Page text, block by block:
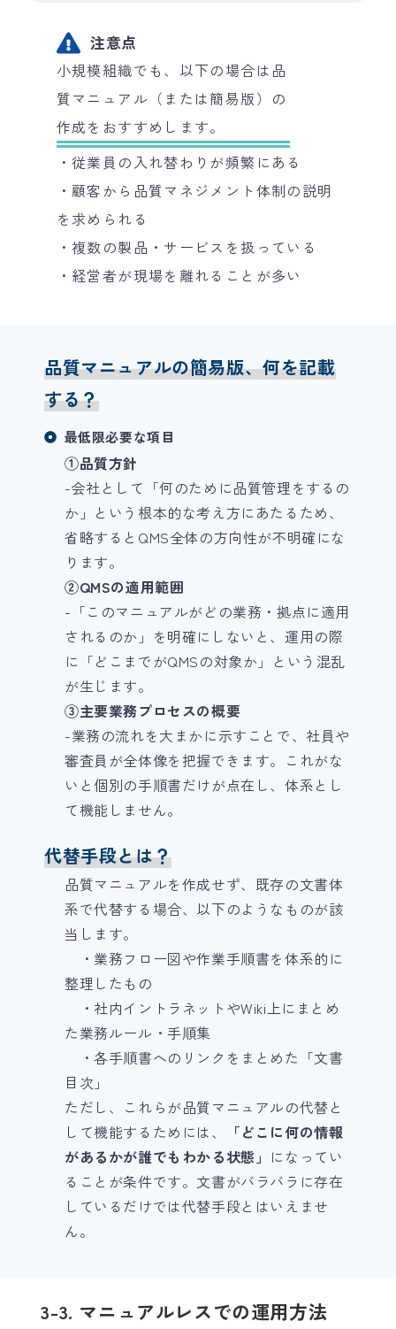
注意点
小規模組織でも、以下の場合は品
質マニュアル（または簡易版）の
作成をおすすめします。
・従業員の入れ替わりが頻繁にある
・顧客から品質マネジメント体制の説明
を求められる
・複数の製品・サービスを扱っている
・経営者が現場を離れることが多い
品質マニュアルの簡易版、何を記載
する？
最低限必要な項目
①品質方針
-会社として「何のために品質管理をするの
か」という根本的な考え方にあたるため、
省略するとQMS全体の方向性が不明確にな
ります。
②QMSの適用範囲
-「このマニュアルがどの業務・拠点に適用
されるのか」を明確にしないと、運用の際
に「どこまでがQMSの対象か」という混乱
が生じます。
③主要業務プロセスの概要
-業務の流れを大まかに示すことで、社員や
審査員が全体像を把握できます。これがな
いと個別の手順書だけが点在し、体系とし
て機能しません。
代替手段とは？
品質マニュアルを作成せず、既存の文書体
系で代替する場合、以下のようなものが該
当します。
・業務フロー図や作業手順書を体系的に
整理したもの
・社内イントラネットやWiki上にまとめ
た業務ルール・手順集
・各手順書へのリンクをまとめた「文書
目次」
ただし、これらが品質マニュアルの代替と
して機能するためには、
「どこに何の情報
があるかが誰でもわかる状態」 になってい
ることが条件です。文書がバラバラに存在
しているだけでは代替手段とはいえませ
ん。
3-3. マニュアルレスでの運用方法